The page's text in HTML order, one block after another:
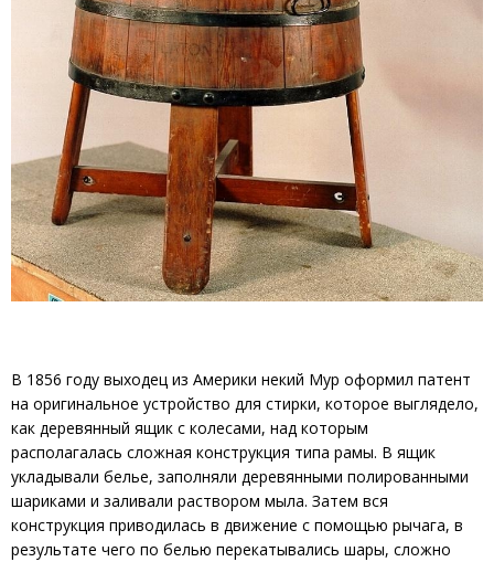
В 1856 году выходец из Америки некий Мур оформил патент
на оригинальное устройство для стирки, которое выглядело,
как деревянный ящик с колесами, над которым
располагалась сложная конструкция типа рамы. В ящик
укладывали белье, заполняли деревянными полированными
шариками и заливали раствором мыла. Затем вся
конструкция приводилась в движение с помощью рычага, в
результате чего по белью перекатывались шары, сложно